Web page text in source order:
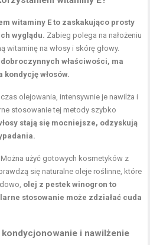
witaminy E to zaskakująco prosty
wyglądu. Zabieg polega na nałożeniu
na włosy i skórę głowy.
właściwości, ma
kondycję włosów.
olejowania, intensywnie je nawilża i
stosowanie tej metody szybko
stają się mocniejsze, odzyskują
użyć gotowych kosmetyków z
się naturalne oleje roślinne, które
olej z pestek winogron to
stosowanie może zdziałać cuda
kondycjonowanie i nawilżenie